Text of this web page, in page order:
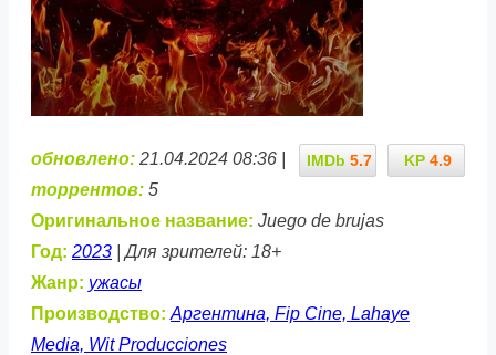
KP 4.9
IMDb 5.7
обновлено: 21.04.2024 08:36 |
торрентов: 5
Оригинальное название: Juego de brujas
Год: 2023 | Для зрителей: 18+
Жанр: ужасы
Производство: Аргентина, Fip Cine, Lahaye
Media, Wit Producciones